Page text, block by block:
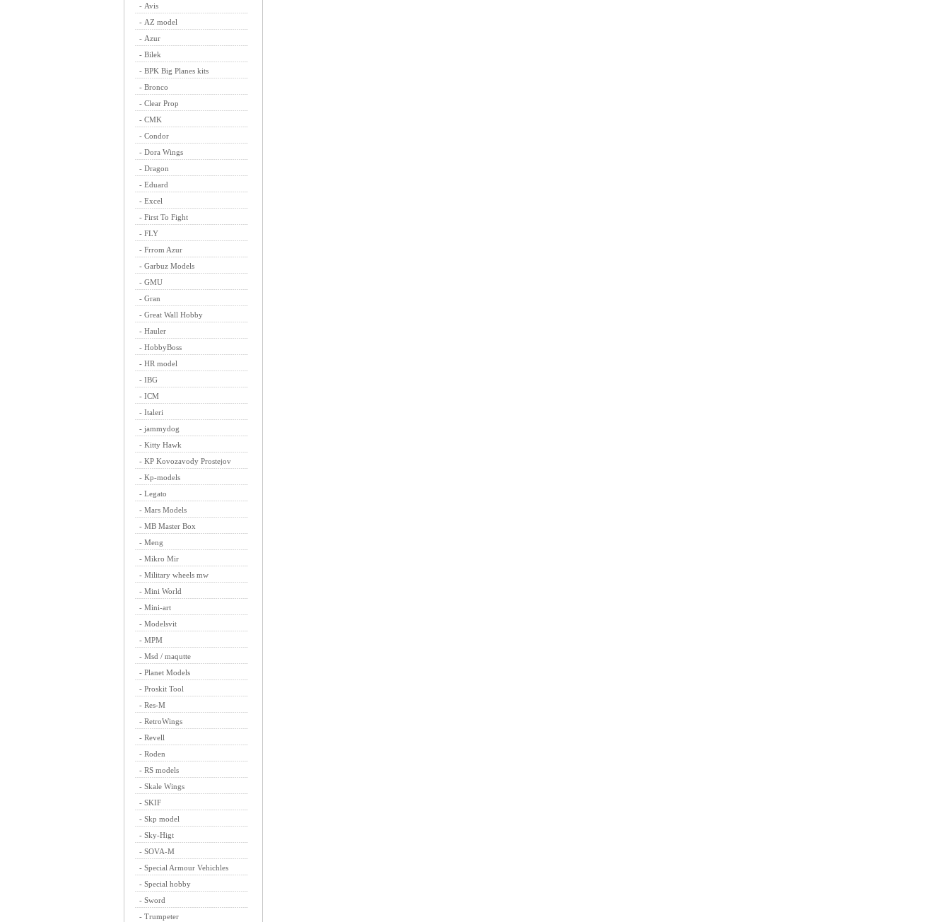
- Avis
- AZ model
- Azur
- Bilek
- BPK Big Planes kits
- Bronco
- Clear Prop
- CMK
- Condor
- Dora Wings
- Dragon
- Eduard
- Excel
- First To Fight
- FLY
- Frrom Azur
- Garbuz Models
- GMU
- Gran
- Great Wall Hobby
- Hauler
- HobbyBoss
- HR model
- IBG
- ICM
- Italeri
- jammydog
- Kitty Hawk
- KP Kovozavody Prostejov
- Kp-models
- Legato
- Mars Models
- MB Master Box
- Meng
- Mikro Mir
- Military wheels mw
- Mini World
- Mini-art
- Modelsvit
- MPM
- Msd / maqutte
- Planet Models
- Proskit Tool
- Res-M
- RetroWings
- Revell
- Roden
- RS models
- Skale Wings
- SKIF
- Skp model
- Sky-Higt
- SOVA-M
- Special Armour Vehichles
- Special hobby
- Sword
- Trumpeter